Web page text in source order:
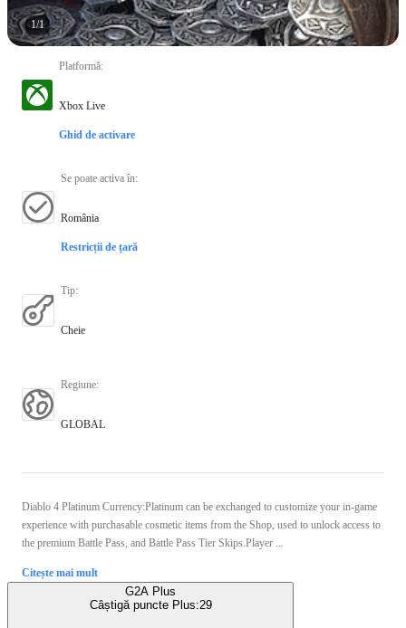
1/1
Platformă:
Xbox Live
Ghid de activare
Se poate activa în:
România
Restricții de țară
Tip:
Cheie
Regiune:
GLOBAL
Diablo 4 Platinum Currency:Platinum can be exchanged to customize your in-game
experience with purchasable cosmetic items from the Shop, used to unlock access to
the premium Battle Pass, and Battle Pass Tier Skips.Player ...
Citește mai mult
G2A Plus
Câștigă puncte Plus:29